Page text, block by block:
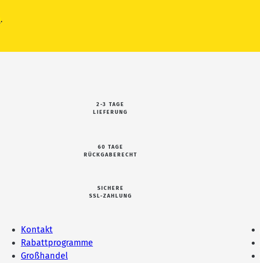
.
2-3 TAGE
LIEFERUNG
60 TAGE
RÜCKGABERECHT
SICHERE
SSL-ZAHLUNG
Kontakt
Rabattprogramme
Großhandel